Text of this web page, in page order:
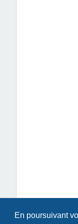
En poursuivant
Index du forum